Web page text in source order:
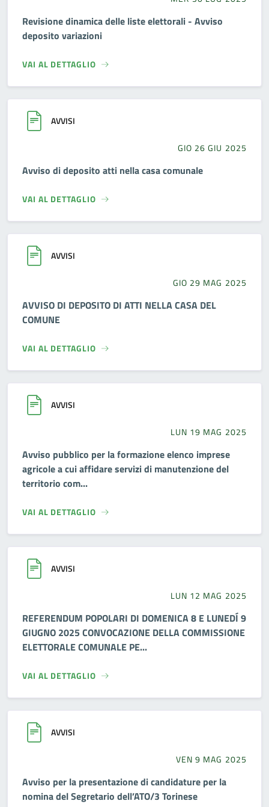
Revisione dinamica delle liste elettorali - Avviso
deposito variazioni
VAI AL DETTAGLIO
AVVISI
GIO 26 GIU 2025
Avviso di deposito atti nella casa comunale
VAI AL DETTAGLIO
AVVISI
GIO 29 MAG 2025
AVVISO DI DEPOSITO DI ATTI NELLA CASA DEL
COMUNE
VAI AL DETTAGLIO
AVVISI
LUN 19 MAG 2025
Avviso pubblico per la formazione elenco imprese
agricole a cui affidare servizi di manutenzione del
territorio com...
VAI AL DETTAGLIO
AVVISI
LUN 12 MAG 2025
REFERENDUM POPOLARI DI DOMENICA 8 E LUNEDÍ 9
GIUGNO 2025 CONVOCAZIONE DELLA COMMISSIONE
ELETTORALE COMUNALE PE...
VAI AL DETTAGLIO
AVVISI
VEN 9 MAG 2025
Avviso per la presentazione di candidature per la
nomina del Segretario dell’ATO/3 Torinese